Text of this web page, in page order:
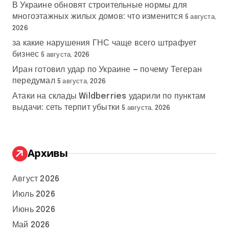
В Украине обновят строительные нормы для
многоэтажных жилых домов: что изменится 5 августа,
2026
за какие нарушения ГНС чаще всего штрафует
бизнес 5 августа, 2026
Иран готовил удар по Украине — почему Тегеран
передумал 5 августа, 2026
Атаки на склады Wildberries ударили по пунктам
выдачи: сеть терпит убытки 5 августа, 2026
Архивы
Август 2026
Июль 2026
Июнь 2026
Май 2026